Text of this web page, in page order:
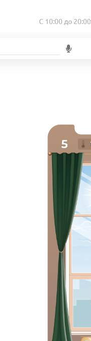
С 10:00 до 20:00